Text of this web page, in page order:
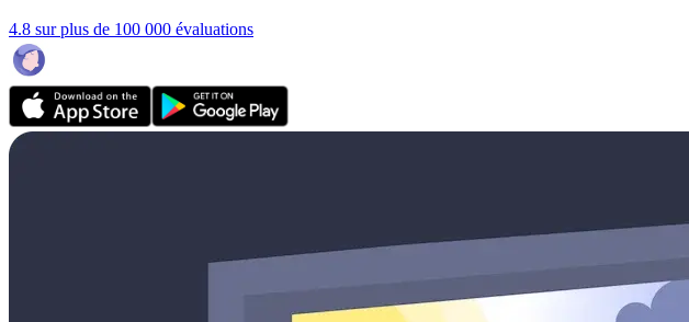
4.8 sur plus de 100 000 évaluations